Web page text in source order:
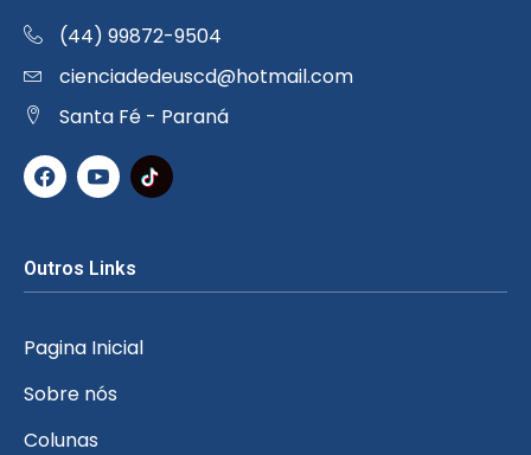
(44) 99872-9504
cienciadedeuscd@hotmail.com
Santa Fé - Paraná
Outros Links
Pagina Inicial
Sobre nós
Colunas